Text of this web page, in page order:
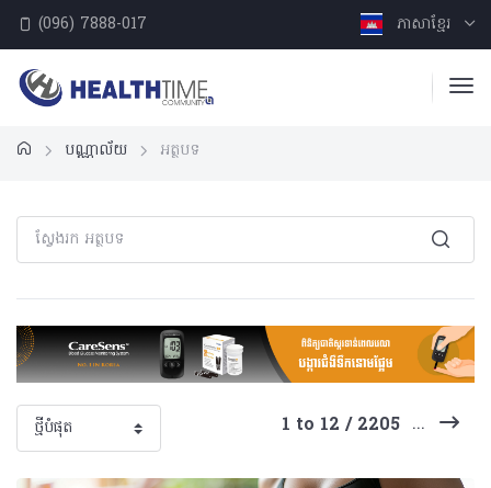
(096) 7888-017 ភាសាខ្មែរ
បណ្ណាល័យ អត្ថបទ
1 to 12 / 2205 ...